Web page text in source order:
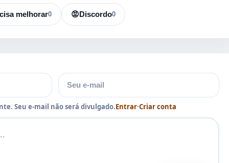
0
melhorar 😡 0
Discordo
E-mail
Seu e-mail não será divulgado.Entrar·Criar conta